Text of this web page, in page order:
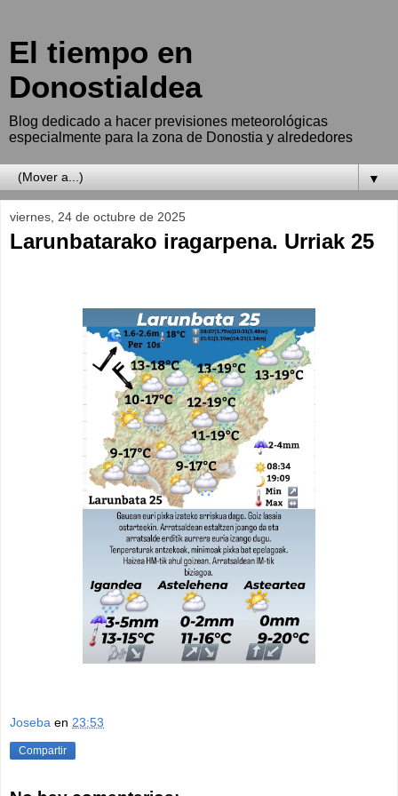
El tiempo en
Donostialdea
Blog dedicado a hacer previsiones meteorológicas
especialmente para la zona de Donostia y alrededores
▼
viernes, 24 de octubre de 2025
Larunbatarako iragarpena. Urriak 25
Joseba en 23:53
Compartir